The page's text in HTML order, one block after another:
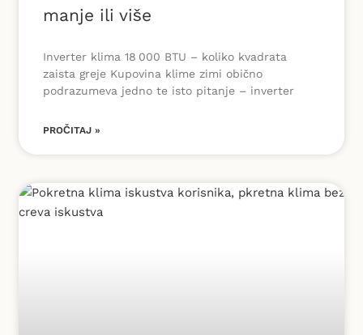
manje ili više
Inverter klima 18 000 BTU – koliko kvadrata
zaista greje Kupovina klime zimi obično
podrazumeva jedno te isto pitanje – inverter
PROČITAJ »